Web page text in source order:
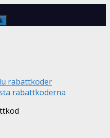
rabattkoder
rabattkoderna